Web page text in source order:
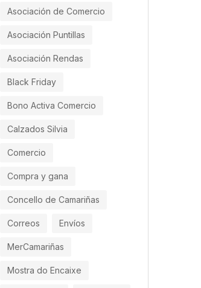
Asociación de Comercio
Asociación Puntillas
Asociación Rendas
Black Friday
Bono Activa Comercio
Calzados Silvia
Comercio
Compra y gana
Concello de Camariñas
Correos Envíos
MerCamariñas
Mostra do Encaixe